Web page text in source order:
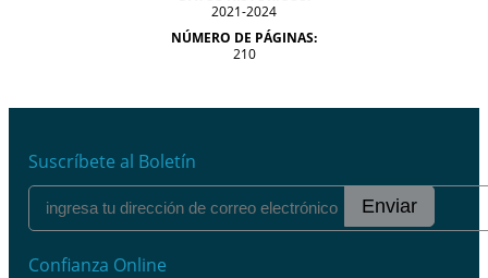
2021-2024
NÚMERO DE PÁGINAS:
210
Suscríbete al Boletín
Enviar
Confianza Online